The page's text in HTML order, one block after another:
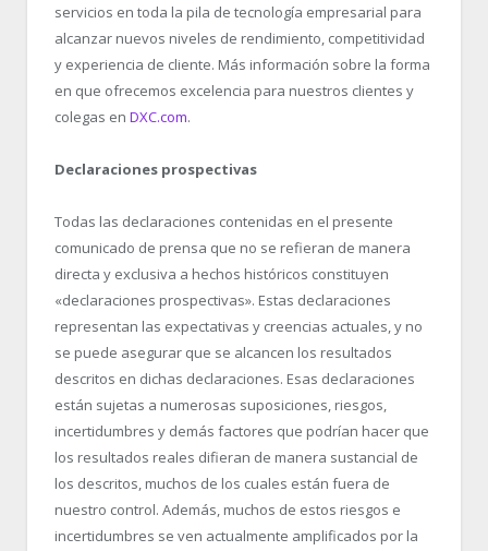
servicios en toda la pila de tecnología empresarial para
alcanzar nuevos niveles de rendimiento, competitividad
y experiencia de cliente. Más información sobre la forma
en que ofrecemos excelencia para nuestros clientes y
colegas en DXC.com.
Declaraciones prospectivas
Todas las declaraciones contenidas en el presente
comunicado de prensa que no se refieran de manera
directa y exclusiva a hechos históricos constituyen
«declaraciones prospectivas». Estas declaraciones
representan las expectativas y creencias actuales, y no
se puede asegurar que se alcancen los resultados
descritos en dichas declaraciones. Esas declaraciones
están sujetas a numerosas suposiciones, riesgos,
incertidumbres y demás factores que podrían hacer que
los resultados reales difieran de manera sustancial de
los descritos, muchos de los cuales están fuera de
nuestro control. Además, muchos de estos riesgos e
incertidumbres se ven actualmente amplificados por la